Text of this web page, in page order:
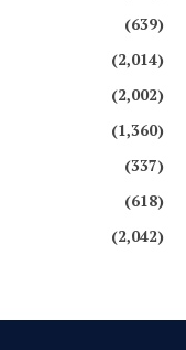
(639)
(2,014)
(2,002)
(1,360)
(337)
(618)
(2,042)